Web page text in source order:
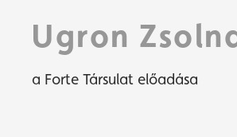
Ugron
a Forte Társulat előadása